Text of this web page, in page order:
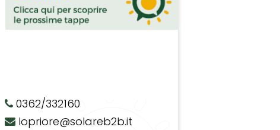
0362/332160
lopriore@solareb2b.it